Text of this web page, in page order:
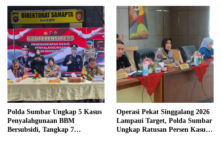
Polda Sumbar Ungkap 5 Kasus
Penyalahgunaan BBM
Bersubsidi, Tangkap 7
Operasi Pekat Singgalang 2026
Lampaui Target, Polda Sumbar
Ungkap Ratusan Persen Kasus